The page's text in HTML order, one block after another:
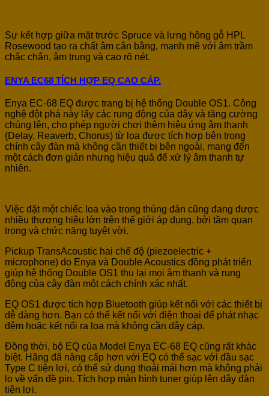
Sự kết hợp giữa mặt trước Spruce và lưng hông gỗ HPL
Rosewood tạo ra chất âm cân bằng, mạnh mẽ với âm trầm
chắc chắn, âm trung và cao rõ nét.
ENYA EC68 TÍCH HỢP EQ CAO CẤP.
Enya EC-68 EQ được trang bị hệ thống Double OS1. Công
nghệ đột phá này lấy các rung động của dây và tăng cường
chúng lên, cho phép người chơi thêm hiệu ứng âm thanh
(Delay, Reaverb, Chorus) từ loa được tích hợp bên trong
chính cây đàn mà không cần thiết bị bên ngoài, mang đến
một cách đơn giản nhưng hiệu quả để xử lý âm thanh tự
nhiên.
Việc đặt một chiếc loa vào trong thùng đàn cũng đang được
nhiều thương hiệu lớn trên thế giới áp dụng, bởi tầm quan
trọng và chức năng tuyệt vời.
Pickup TransAcoustic hai chế độ (piezoelectric +
microphone) do Enya và Double Acoustics đồng phát triển
giúp hệ thống Double OS1 thu lại mọi âm thanh và rung
động của cây đàn một cách chính xác nhất.
EQ OS1 được tích hợp Bluetooth giúp kết nối với các thiết bị
dễ dàng hơn. Bạn có thể kết nối với điện thoại để phát nhạc
đệm hoặc kết nối ra loa mà không cần dây cáp.
Đồng thời, bộ EQ của Model Enya EC-68 EQ cũng rất khác
biệt. Hãng đã nâng cấp hơn với EQ có thể sạc với đầu sạc
Type C tiện lợi, có thể sử dụng thoải mái hơn mà không phải
lo về vấn đề pin. Tích hợp màn hình tuner giúp lên dây đàn
tiện lợi.